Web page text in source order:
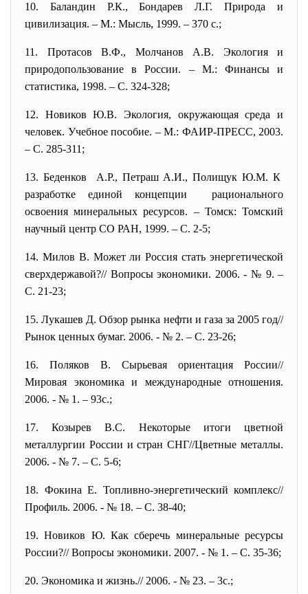
10. Баландин Р.К., Бондарев Л.Г. Природа и
цивилизация. – М.: Мысль, 1999. – 370 с.;
11. Протасов В.Ф., Молчанов А.В. Экология и
природопользование в России. – М.: Финансы и
статистика, 1998. – С. 324-328;
12. Новиков Ю.В. Экология, окружающая среда и
человек. Учебное пособие. – М.: ФАИР-ПРЕСС, 2003.
– С. 285-311;
13. Беденков А.Р., Петраш А.И., Полищук Ю.М. К
разработке единой концепции рационального
освоения минеральных ресурсов. – Томск: Томский
научный центр СО РАН, 1999. – С. 2-5;
14. Милов В. Может ли Россия стать энергетической
сверхдержавой?// Вопросы экономики. 2006. - № 9. –
С. 21-23;
15. Лукашев Д. Обзор рынка нефти и газа за 2005 год//
Рынок ценных бумаг. 2006. - № 2. – С. 23-26;
16. Поляков В. Сырьевая ориентация России//
Мировая экономика и международные отношения.
2006. - № 1. – 93с.;
17. Козырев В.С. Некоторые итоги цветной
металлургии России и стран СНГ//Цветные металлы.
2006. - № 7. – С. 5-6;
18. Фокина Е. Топливно-энергетический комплекс//
Профиль. 2006. - № 18. – С. 38-40;
19. Новиков Ю. Как сберечь минеральные ресурсы
России?// Вопросы экономики. 2007. - № 1. – С. 35-36;
20. Экономика и жизнь.// 2006. - № 23. – 3с.;